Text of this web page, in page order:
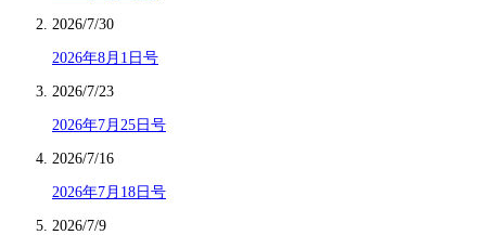
2026/7/30
2026年8月1日号
2026/7/23
2026年7月25日号
2026/7/16
2026年7月18日号
2026/7/9